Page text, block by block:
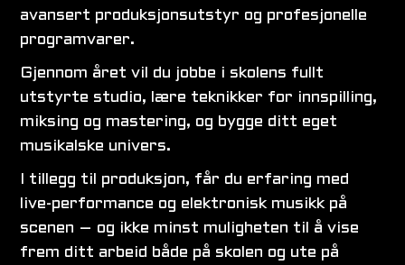
avansert produksjonsutstyr og profesjonelle
programvarer.
Gjennom året vil du jobbe i skolens fullt
utstyrte studio, lære teknikker for innspilling,
miksing og mastering, og bygge ditt eget
musikalske univers.
I tillegg til produksjon, får du erfaring med
live-performance og elektronisk musikk på
scenen – og ikke minst muligheten til å vise
frem ditt arbeid både på skolen og ute på